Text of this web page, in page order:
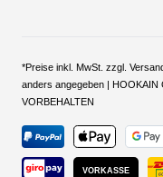
*Preise inkl. MwSt. zzgl.
anders angegeben | HOOKAIN
VORBEHALTEN
VORKASSE